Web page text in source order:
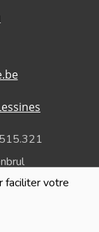
faciliter votre
de la vie